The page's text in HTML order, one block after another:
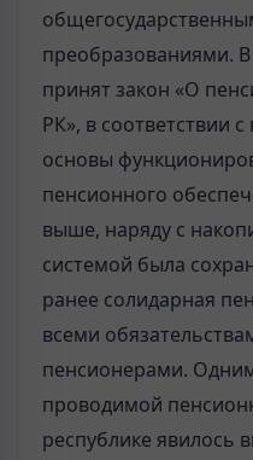
преобразованиями.
принят закон «О
РК», в соответствии
основы
пенсионного
выше, наряду с
системой была
ранее солидарная
всеми
пенсионерами.
проводимой
республике явилось